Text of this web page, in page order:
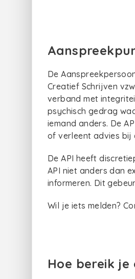
De
Creatief Schrijven
verband met
psychisch gedrag
iemand anders. De
of verleent advies bij
De API heeft
API niet anders dan
informeren. Dit
Wil je iets melden?
Hoe bereik